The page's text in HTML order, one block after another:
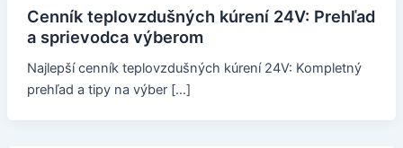
Cenník teplovzdušných kúrení 24V: Prehľad
a sprievodca výberom
Najlepší cenník teplovzdušných kúrení 24V: Kompletný
prehľad a tipy na výber […]